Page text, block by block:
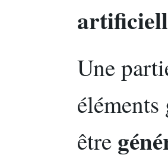
Une
être